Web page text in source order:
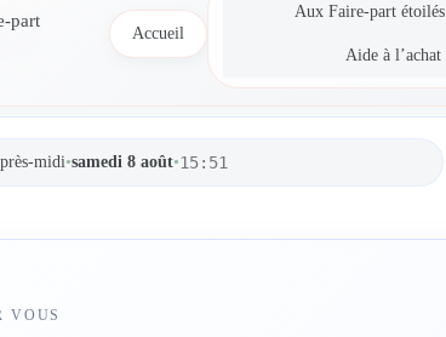
Accueil
Aux Faire-part étoilés
Aide à l’achat
midi•samedi 8 août•15:51
VOUS